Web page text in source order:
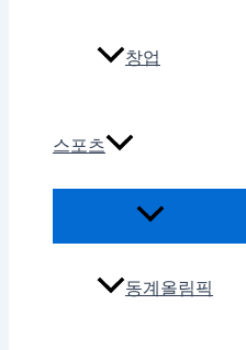
창업
스포츠
동계올림픽